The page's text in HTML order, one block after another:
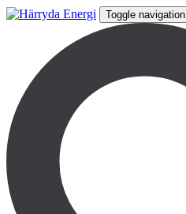
Toggle navigation